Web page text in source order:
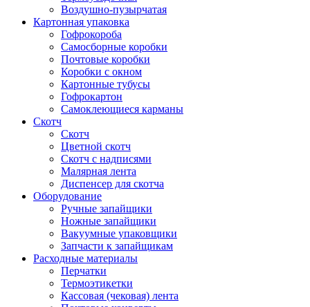
Воздушно-пузырчатая
Картонная упаковка
Гофрокороба
Самосборные коробки
Почтовые коробки
Коробки с окном
Картонные тубусы
Гофрокартон
Самоклеющиеся карманы
Скотч
Скотч
Цветной скотч
Скотч с надписями
Малярная лента
Диспенсер для скотча
Оборудование
Ручные запайщики
Ножные запайщики
Вакуумные упаковщики
Запчасти к запайщикам
Расходные материалы
Перчатки
Термоэтикетки
Кассовая (чековая) лента